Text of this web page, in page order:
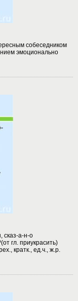
собеседником
эмоционально
сказ-а-н-о
гл. приукрасить)
кратк., ед.ч., ж.р.